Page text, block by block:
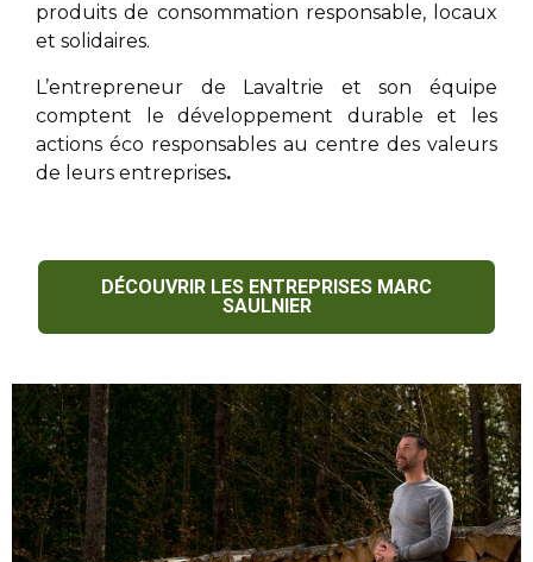
produits de consommation responsable, locaux
et solidaires.
L’entrepreneur de Lavaltrie et son équipe
comptent le développement durable et les
actions éco responsables au centre des valeurs
de leurs entreprises.
DÉCOUVRIR LES ENTREPRISES MARC
SAULNIER